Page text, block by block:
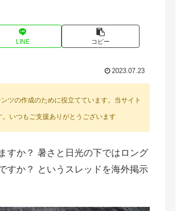
LINE コピー
2023.07.23
ツの作成のために役立てています。当サイト
いつもご支援ありがとうございます
すか？ 暑さと日光の下ではロング
すか？ というスレッドを海外掲示